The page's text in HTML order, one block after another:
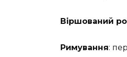
Віршований
Римування: